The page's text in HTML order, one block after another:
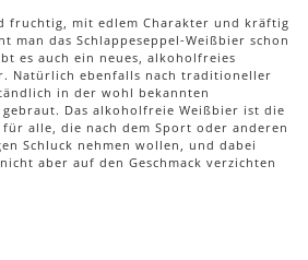
fruchtig, mit edlem Charakter und kräftig
man das Schlappeseppel-Weißbier schon
es auch ein neues, alkoholfreies
Natürlich ebenfalls nach traditioneller
in der wohl bekannten
Das alkoholfreie Weißbier ist die
alle, die nach dem Sport oder anderen
Schluck nehmen wollen, und dabei
aber auf den Geschmack verzichten